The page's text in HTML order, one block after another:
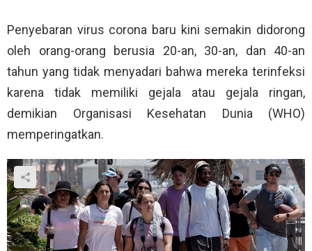
Penyebaran virus corona baru kini semakin didorong
oleh orang-orang berusia 20-an, 30-an, dan 40-an
tahun yang tidak menyadari bahwa mereka terinfeksi
karena tidak memiliki gejala atau gejala ringan,
demikian Organisasi Kesehatan Dunia (WHO)
memperingatkan.